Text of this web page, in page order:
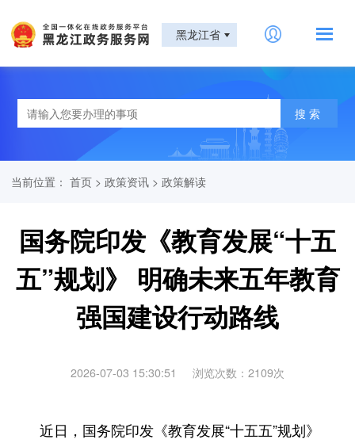
黑龙江省
当前位置：首页 >政策资讯 >政策解读
国务院印发《教育发展“十五
五”规划》 明确未来五年教育
强国建设行动路线
2026-07-03 15:30:51 浏览次数： 2109次
近日，国务院印发 《教育发展“十五五”规划》